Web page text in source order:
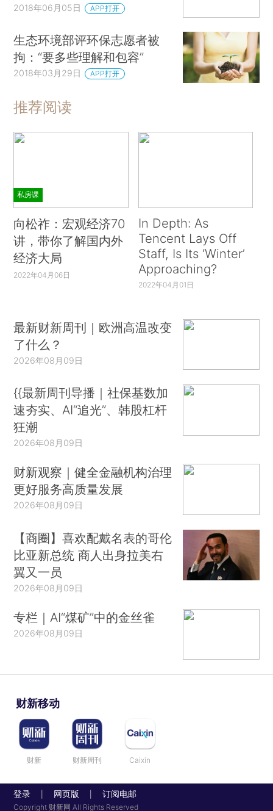
2018年06月05日 APP打开
生态环境部评环保志愿者被
拘：“要多些理解和包容”
2018年03月29日 APP打开
推荐阅读
私房课
向松祚：宏观经济70
讲，带你了解国内外
经济大局
2022年04月06日
In Depth: As
Tencent Lays Off
Staff, Is Its ‘Winter’
Approaching?
2022年04月01日
最新财新周刊｜欧洲高温改变
了什么？
2026年08月09日
{{最新周刊导播｜社保基数加
速夯实、AI“追光”、韩股杠杆
狂潮
2026年08月09日
财新观察｜健全金融机构治理
更好服务高质量发展
2026年08月09日
【商圈】喜欢配戴名表的哥伦
比亚新总统 商人出身拉美右
翼又一员
2026年08月09日
专栏｜AI“煤矿”中的金丝雀
2026年08月09日
财新移动
财新 财新周刊 Caixin
登录 网页版 订阅电邮
Copyright 财新网 All Rights Reserved